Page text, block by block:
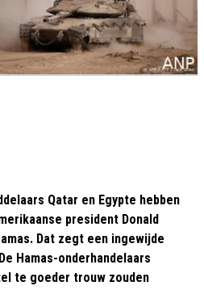
Qatar en Egypte hebben
president Donald
Dat zegt een ingewijde
Hamas-onderhandelaars
te goeder trouw zouden